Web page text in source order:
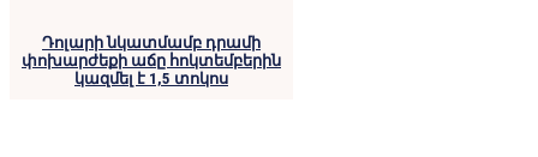
Դոլարի նկատմամբ դրամի
փոխարժեքի աճը հոկտեմբերին
կազմել է 1,5 տոկոս